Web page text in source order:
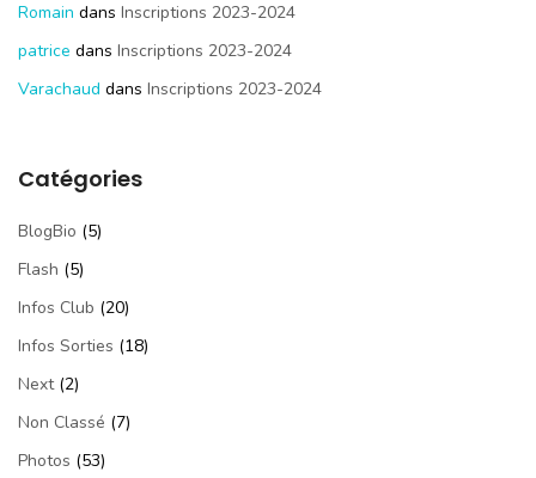
Romain dans Inscriptions 2023-2024
patrice dans Inscriptions 2023-2024
Varachaud dans Inscriptions 2023-2024
Catégories
BlogBio (5)
Flash (5)
Infos Club (20)
Infos Sorties (18)
Next(2)
Non Classé (7)
Photos (53)